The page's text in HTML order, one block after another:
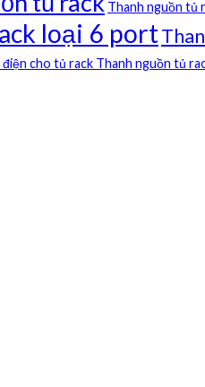
Thanh nguồn tủ
loại 6 port
điện cho tủ rack Thanh nguồn tủ